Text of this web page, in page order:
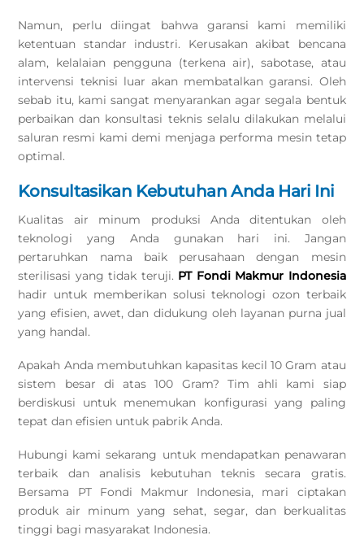
Namun, perlu diingat bahwa garansi kami memiliki
ketentuan standar industri. Kerusakan akibat bencana
alam, kelalaian pengguna (terkena air), sabotase, atau
intervensi teknisi luar akan membatalkan garansi. Oleh
sebab itu, kami sangat menyarankan agar segala bentuk
perbaikan dan konsultasi teknis selalu dilakukan melalui
saluran resmi kami demi menjaga performa mesin tetap
optimal.
Konsultasikan Kebutuhan Anda Hari Ini
Kualitas air minum produksi Anda ditentukan oleh
teknologi yang Anda gunakan hari ini. Jangan
pertaruhkan nama baik perusahaan dengan mesin
sterilisasi yang tidak teruji. PT Fondi Makmur Indonesia
hadir untuk memberikan solusi teknologi ozon terbaik
yang efisien, awet, dan didukung oleh layanan purna jual
yang handal.
Apakah Anda membutuhkan kapasitas kecil 10 Gram atau
sistem besar di atas 100 Gram? Tim ahli kami siap
berdiskusi untuk menemukan konfigurasi yang paling
tepat dan efisien untuk pabrik Anda.
Hubungi kami sekarang untuk mendapatkan penawaran
terbaik dan analisis kebutuhan teknis secara gratis.
Bersama PT Fondi Makmur Indonesia, mari ciptakan
produk air minum yang sehat, segar, dan berkualitas
tinggi bagi masyarakat Indonesia.